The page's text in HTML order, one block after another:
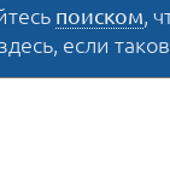
поиском,
если